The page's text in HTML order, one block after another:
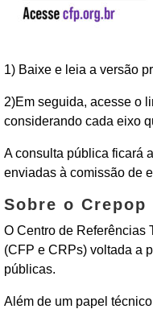
1) Baixe e leia a versão
2)Em seguida, acesse o
considerando cada eixo
A consulta pública ficará
enviadas à comissão de
Sobre o Crepop
O Centro de Referências
(CFP e CRPs) voltada a
públicas.
Além de um papel